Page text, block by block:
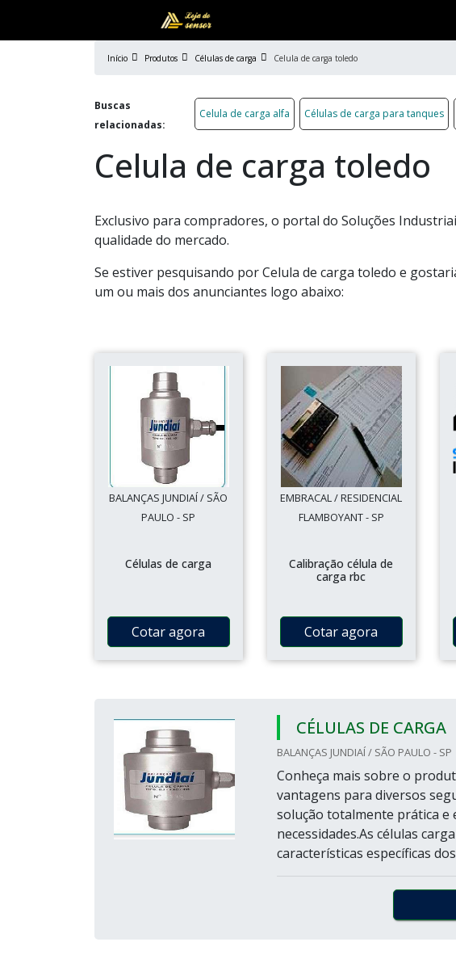
Início Produtos Células de carga Celula de carga toledo
Buscas
relacionadas:
Celula de carga alfa Células de carga para tanques
Celula de carga toledo
Exclusivo para compradores, o portal do Soluções
qualidade do mercado.
Se estiver pesquisando por Celula de carga toledo e
um ou mais dos anunciantes logo abaixo:
BALANÇAS JUNDIAÍ / SÃO
PAULO - SP
Células de carga
Cotar agora
EMBRACAL / RESIDENCIAL
FLAMBOYANT - SP
Calibração célula de
carga rbc
Cotar agora
CÉLULAS DE CARGA
BALANÇAS JUNDIAÍ / SÃO PAULO - SP
Conheça mais sobre o
vantagens para diversos
solução totalmente prática e
necessidades.As células
características específicas